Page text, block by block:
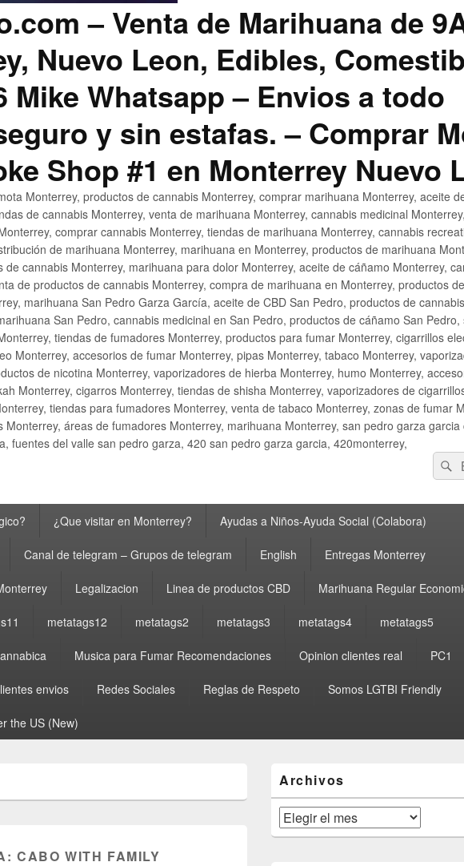
– Venta de Marihuana de
Nuevo Leon, Edibles,
Mike Whatsapp – Envios a todo
y sin estafas. – Comprar
Shop #1 en Monterrey Nuevo
Monterrey, productos de cannabis Monterrey, comprar marihuana Monterrey, aceite
de cannabis Monterrey, venta de marihuana Monterrey, cannabis medicinal
comprar cannabis Monterrey, tiendas de marihuana Monterrey, cannabis
de marihuana Monterrey, marihuana en Monterrey, productos de marihuana
cannabis Monterrey, marihuana para dolor Monterrey, aceite de cáñamo Monterrey,
de productos de cannabis Monterrey, compra de marihuana en Monterrey, productos
marihuana San Pedro Garza García, aceite de CBD San Pedro, productos de
San Pedro, cannabis medicinal en San Pedro, productos de cáñamo San
tiendas de fumadores Monterrey, productos para fumar Monterrey, cigarrillos
Monterrey, accesorios de fumar Monterrey, pipas Monterrey, tabaco Monterrey,
de nicotina Monterrey, vaporizadores de hierba Monterrey, humo Monterrey,
Monterrey, cigarros Monterrey, tiendas de shisha Monterrey, vaporizadores de
tiendas para fumadores Monterrey, venta de tabaco Monterrey, zonas de fumar
áreas de fumadores Monterrey, marihuana Monterrey, san pedro garza garcia
fuentes del valle san pedro garza, 420 san pedro garza garcia, 420monterrey,
por:
¿Que visitar en Monterrey? Ayudas a Niños-Ayuda Social (Colabora)
Canal de telegram – Grupos de telegram English Entregas Monterrey
Legalizacion Linea de productos CBD Marihuana Regular
metatags12 metatags2 metatags3 metatags4 metatags5
Musica para Fumar Recomendaciones Opinion clientes real PC1
envios Redes Sociales Reglas de Respeto Somos LGTBI Friendly
the US (New)
CABO WITH FAMILY
área
de
widget
barra
lateral
Archivos
Archivos